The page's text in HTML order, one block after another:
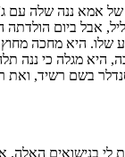
היא מחכה מחוץ
היא מגלה כי ננה
בשם רשיד,
לי בנישואים האלה.